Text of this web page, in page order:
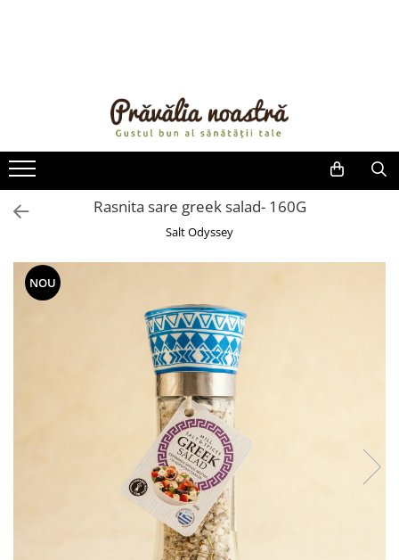
ULEIURI ȘI UNTURI
MĂSLINE
NUCI ȘI SEMINȚE
FRUCTE DESHIDRATATE
FRUCTE LA CONSERVĂ
OȚETURI ȘI SOSURI
BĂUTURI / LAPTE VEGETAL
CREME ȘI PASTE TARTINABILE
CIOCOLATĂ ȘI CACAO
Rasnita sare greek salad- 160G
Salt Odyssey
NOU